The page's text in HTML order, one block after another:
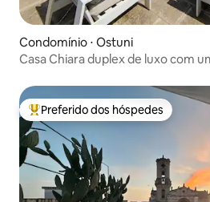
Condomínio ⋅ Ostuni
Casa Chiara duplex de luxo com
Entre os melhores preferidos dos
Preferido dos hóspedes